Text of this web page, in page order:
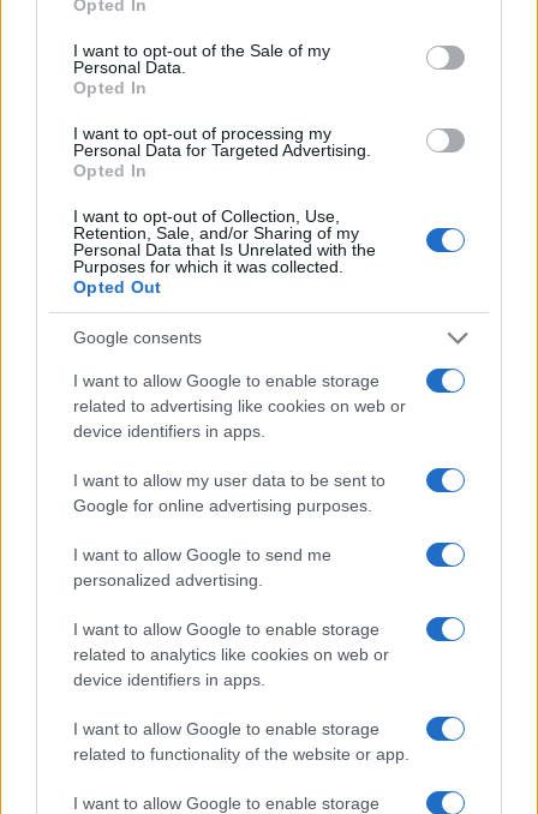
use your data for below specified purposes in below Google
consent section.
Opted In
I want to opt-out of the Sale of my
Personal Data.
Opted In
I want to opt-out of processing my
Personal Data for Targeted Advertising.
Opted In
I want to opt-out of Collection, Use,
Retention, Sale, and/or Sharing of my
Personal Data that Is Unrelated with the
Purposes for which it was collected.
Opted Out
Google consents
I want to allow Google to enable storage
related to advertising like cookies on web or
device identifiers in apps.
I want to allow my user data to be sent to
Google for online advertising purposes.
I want to allow Google to send me
personalized advertising.
I want to allow Google to enable storage
related to analytics like cookies on web or
device identifiers in apps.
I want to allow Google to enable storage
related to functionality of the website or app.
I want to allow Google to enable storage
AUTEUR